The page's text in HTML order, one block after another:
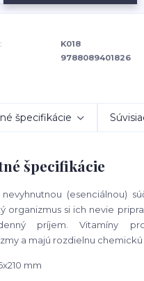
K018
9788089401826
špecifikácie
špecifikácie
(esenciálnou)
organizmus si ich nevie
príjem. Vitamíny
a majú rozdielnu chemickú
mm